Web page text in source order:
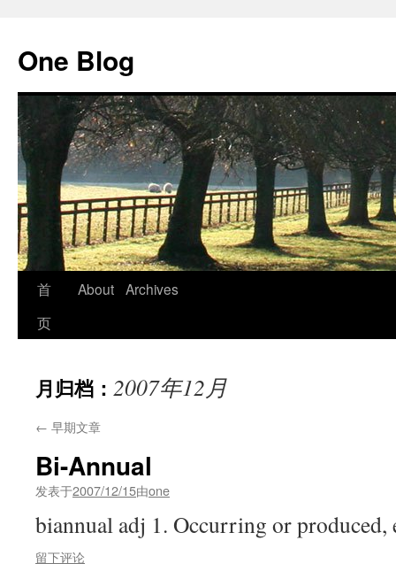
正
文
One Blog
首
页
About Archives
月归档： 2007年12月
← 早期文章
Bi-Annual
发表于2007/12/15由one
biannual adj 1. Occurring or
留下评论